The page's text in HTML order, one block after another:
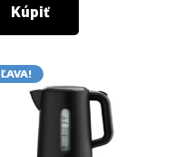
€139.90.
Kúpiť